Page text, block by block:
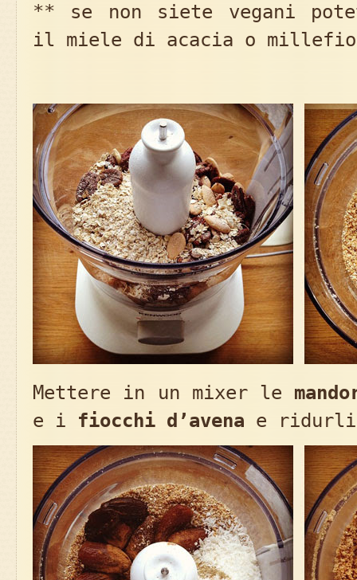
** se non siete vegani
il miele di acacia o
Mettere in un mixer le
e i fiocchi d’avena e